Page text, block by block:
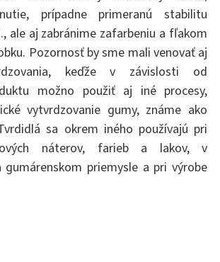
prípadne primeranú stabilitu
ale aj zabránime zafarbeniu a fľakom
Pozornosť by sme mali venovať aj
keďže v závislosti od
možno použiť aj iné procesy,
vytvrdzovanie gumy, známe ako
sa okrem iného používajú pri
náterov, farieb a lakov, v
gumárenskom priemysle a pri výrobe